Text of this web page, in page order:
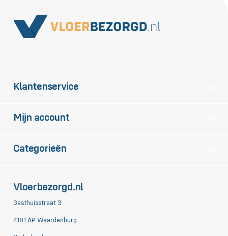
Vloerbezorgd.nl
Gasthuisstraat 3
4181 AP Waardenburg
Klantenservice
Mijn account
Categorieën